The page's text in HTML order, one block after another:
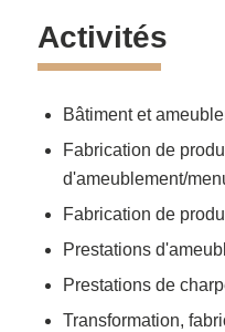
Activités
Bâtiment et
Fabrication de
d'ameublement/
Fabrication de
Prestations
Prestations de
Transformation,